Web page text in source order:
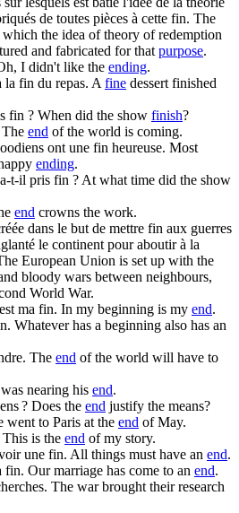
de toutes pièces à cette fin. The
which the idea of theory of redemption
and fabricated for thatpurpose.
I didn't like the ending.
la fin du repas. Afine dessert finished
fin ? When did the show finish?
The end of the world is coming.
ont une fin heureuse. Most
ending.
t-il pris fin ?At what time did the show
end crowns the work.
dans le but de mettre fin aux guerres
le continent pour aboutir à la
European Union is set up with the
bloody wars between neighbours,
World War.
ma fin. In my beginning is my end.
. Whatever has a beginning also has an
The end of the world will have to
nearing his end.
? Does the end justify the means?
went to Paris at the end of May.
This is the end of my story.
une fin. All things must have an end.
fin. Our marriage has come to an end.
The war brought their research